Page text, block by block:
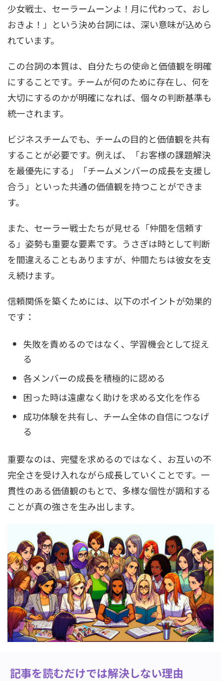
少女戦士、セーラームーンよ！月に代わって、おし
おきよ！」という決め台詞には、深い意味が込めら
れています。
この台詞の本質は、自分たちの使命と価値観を明確
にすることです。チームが何のために存在し、何を
大切にするのかが明確になれば、個々の判断基準も
統一されます。
ビジネスチームでも、チームの目的と価値観を共有
することが必要です。例えば、「お客様の課題解決
を最優先にする」「チームメンバーの成長を支援し
合う」といった共通の価値観を持つことができま
す。
また、セーラー戦士たちが見せる「仲間を信頼す
る」姿勢も重要な要素です。うさぎは時として判断
を間違えることもありますが、仲間たちは彼女を支
え続けます。
信頼関係を築くためには、以下のポイントが効果的
です：
失敗を責めるのではなく、学習機会として捉え
る
各メンバーの成長を積極的に認める
困った時は遠慮なく助けを求める文化を作る
成功体験を共有し、チーム全体の自信につなげ
る
重要なのは、完璧を求めるのではなく、お互いの不
完全さを受け入れながら成長していくことです。一
貫性のある価値観のもとで、多様な個性が調和する
ことが真の強さを生み出します。
記事を読むだけでは解決しない理由